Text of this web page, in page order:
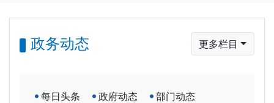
政务动态 更多栏目
每日头条 政府动态
部门动态